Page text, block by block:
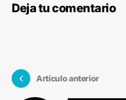
Deja tu comentario
Artículo anterior